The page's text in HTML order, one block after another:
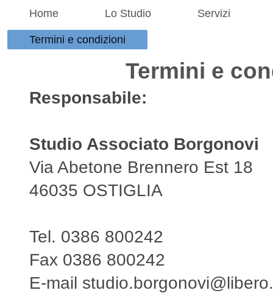
Home Lo Studio Servizi
Termini e condizioni
Termini e
Responsabile:
Studio Associato Borgonovi
Via Abetone Brennero Est 18
46035 OSTIGLIA
Tel. 0386 800242
Fax 0386 800242
E-mail